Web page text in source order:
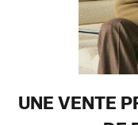
UNE VENTE